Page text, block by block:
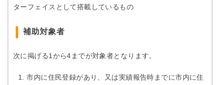
ターフェイスとして搭載しているもの
補助対象者
次に掲げる1から4までが対象者となります。
市内に住民登録があり、又は実績報告時までに市内に住